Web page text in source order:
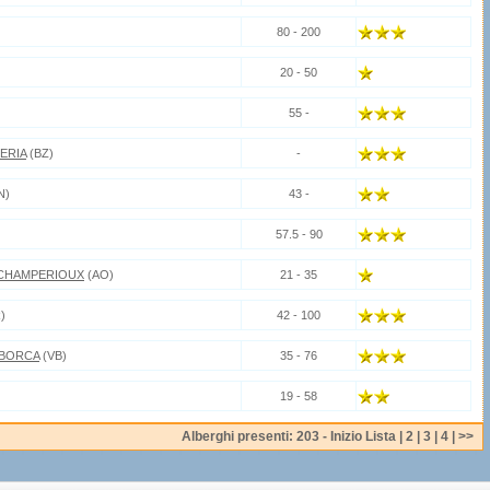
80 - 200
20 - 50
55 -
(BZ) -
43 -
57.5 - 90
(AO) 21 - 35
42 - 100
(VB) 35 - 76
19 - 58
Alberghi presenti: 203 - Inizio Lista | 2 | 3 | 4 | >>